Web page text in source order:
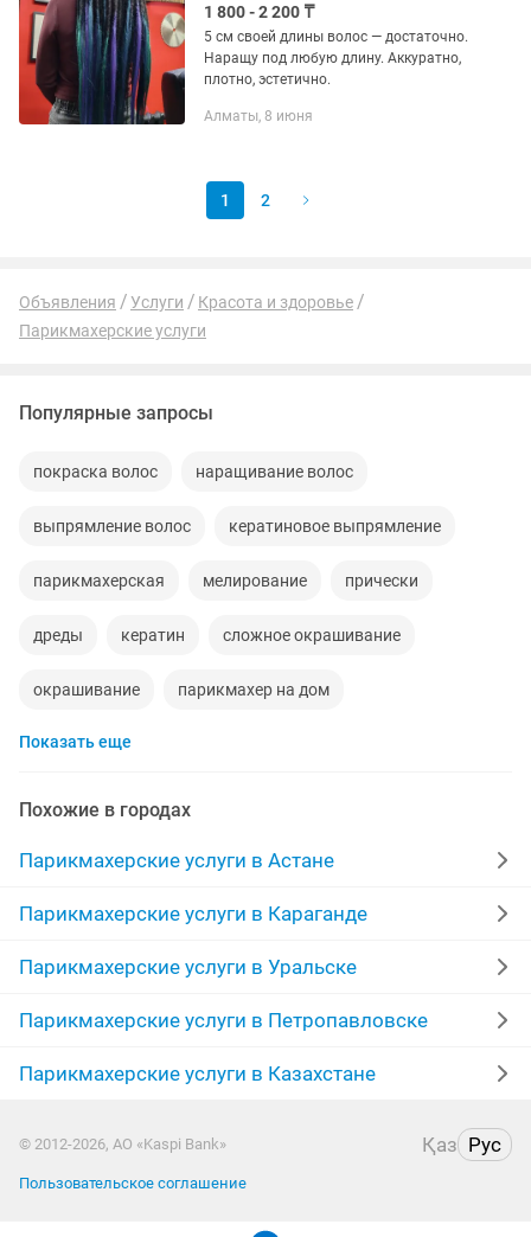
1 800 - 2 200 ₸
5 см своей длины волос — достаточно.
Наращу под любую длину. Аккуратно,
плотно, эстетично.
Алматы, 8 июня
1 2
Объявления Услуги
Красота и здоровье
Парикмахерские услуги
Популярные запросы
покраска волос наращивание волос
выпрямление волос кератиновое выпрямление
парикмахерская мелирование прически
дреды кератин сложное окрашивание
окрашивание парикмахер на дом
парикмахер выезд
кератиновое кресло парикмахерское
стрижка мужская ботокс волос
свадебные прически выезд модели для
локон косу химическая завивка
наращивание барбер
биозавивка волос
муж детское дома
Показать еще
Похожие в городах
Парикмахерские услуги в Астане
Парикмахерские услуги в Караганде
Парикмахерские услуги в Уральске
Парикмахерские услуги в Петропавловске
Парикмахерские услуги в Казахстане
© 2012-2026, АО «Kaspi Bank» Қаз Рус
Пользовательское соглашение